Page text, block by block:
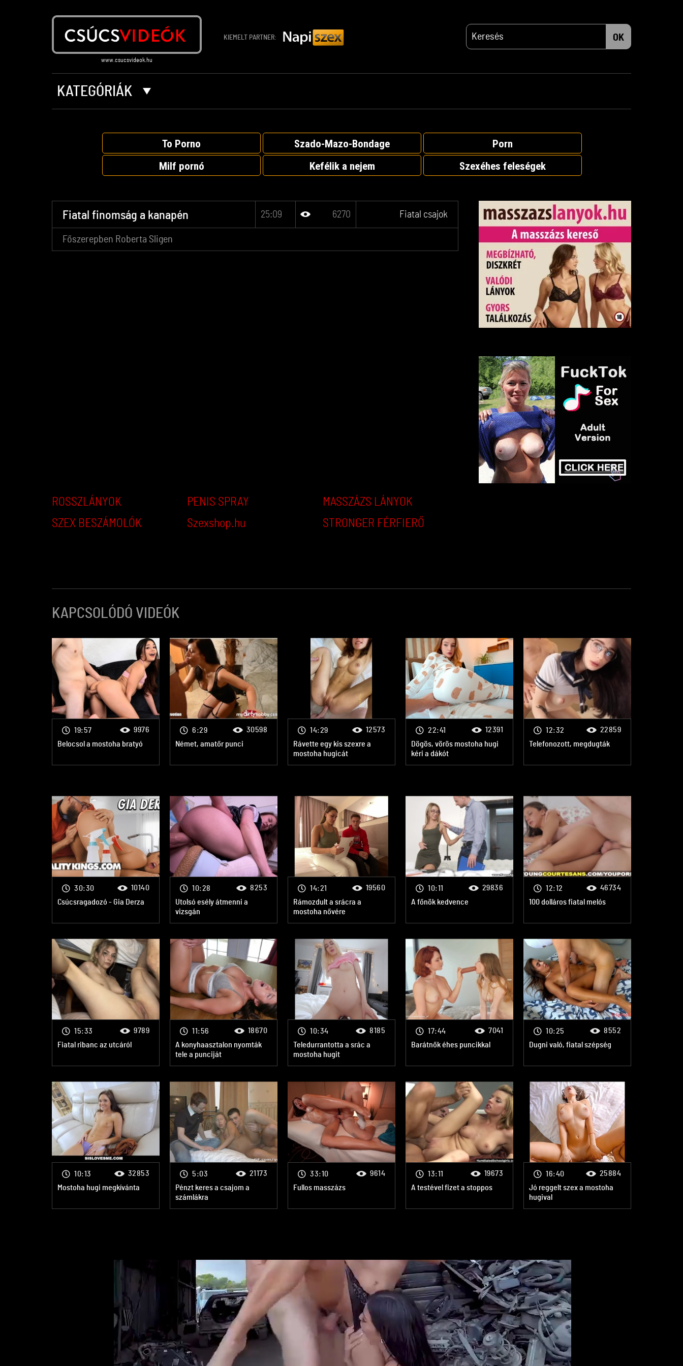
KIEMELT PARTNER:
KATEGÓRIÁK
OK
To Porno Szado-Mazo-Bondage
Porn
Milf pornó
Kefélik a nejem Szexéhes feleségek
Fiatal finomság a kanapén 25:09 6270 Fiatal csajok
Főszerepben Roberta Sligen
ROSSZLÁNYOK PENIS SPRAY
MASSZÁZS LÁNYOK
SZEX BESZÁMOLÓK
Szexshop.hu STRONGER FÉRFIERŐ
KAPCSOLÓDÓ VIDEÓK
Belocsol a mostoha bratyó
19:57
9976
Német, amatőr punci
6:29
30598
Rávette egy kis szexre a
mostoha hugicát
14:29
12573
Dögös, vörös mostoha hugi
kéri a dákót
22:41
12391
Telefonozott, megdugták
12:32 22859
Csúcsragadozó - Gia Derza
30:30
10140
Utolsó esély átmenni a
vizsgán
10:28
8253
Rámozdult a srácra a
mostoha nővére
14:21
19560
A főnök kedvence
10:11
29836
100 dolláros fiatal melós
12:12 46734
Fiatal ribanc az utcáról
15:33
9789
A konyhaasztalon nyomták
tele a punciját
11:56
18670
Teledurrantotta a srác a
mostoha hugit
10:34
8185
Barátnők éhes puncikkal
17:44
7041
Dugni való, fiatal szépség
10:25 8552
Mostoha hugi megkívánta
10:13
32853
Pénzt keres a csajom a
számlákra
5:03
21173
Fullos masszázs
33:10
9614
A testével fizet a stoppos
13:11
19673
Jó reggelt szex a mostoha
hugival
16:40 25884